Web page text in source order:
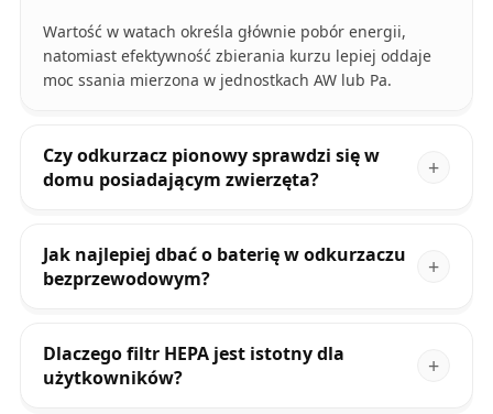
Wartość w watach określa głównie pobór energii,
natomiast efektywność zbierania kurzu lepiej oddaje
moc ssania mierzona w jednostkach AW lub Pa.
Czy odkurzacz pionowy sprawdzi się w
domu posiadającym zwierzęta?
Jak najlepiej dbać o baterię w odkurzaczu
bezprzewodowym?
Dlaczego filtr HEPA jest istotny dla
użytkowników?